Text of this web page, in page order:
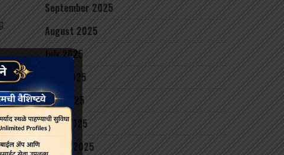
September 2025
August 2025
July 2025
June 2025
May 2025
April 2025
March 2025